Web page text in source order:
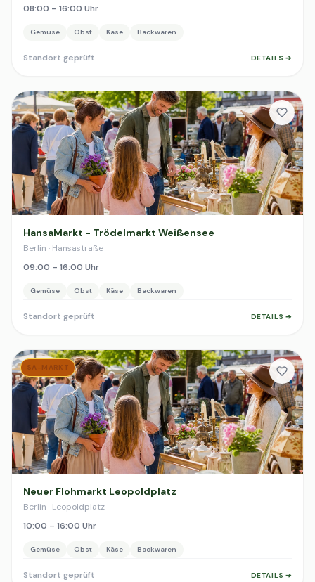
08:00 – 16:00 Uhr
Gemüse Obst Käse Backwaren
Standort geprüft DETAILS ➔
HansaMarkt - Trödelmarkt Weißensee
Berlin · Hansastraße
09:00 – 16:00 Uhr
Gemüse Obst Käse Backwaren
Standort geprüft DETAILS ➔
SA-MARKT
Neuer Flohmarkt Leopoldplatz
Berlin · Leopoldplatz
10:00 – 16:00 Uhr
Gemüse Obst Käse Backwaren
Standort geprüft DETAILS ➔